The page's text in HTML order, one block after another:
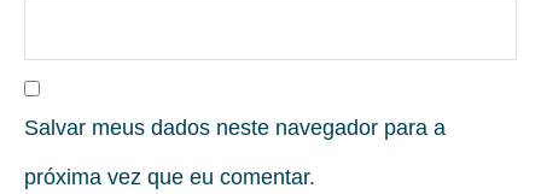
Salvar meus dados neste navegador para a
próxima vez que eu comentar.